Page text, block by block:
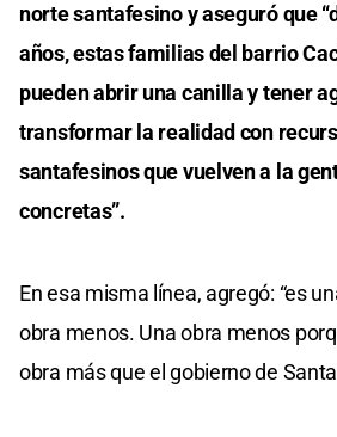
norte santafesino y aseguró que
años, estas familias del barrio
pueden abrir una canilla y tener
transformar la realidad con
santafesinos que vuelven a la
concretas”.
En esa misma línea, agregó: “es
obra menos. Una obra menos
obra más que el gobierno de